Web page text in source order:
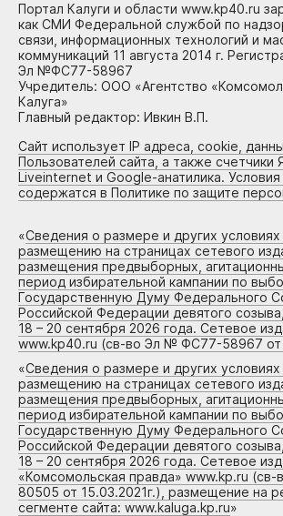
Портал Калуги и области www.kp40.ru
как СМИ Федеральной службой по
связи, информационных технологий и
коммуникаций 11 августа 2014 г.
Эл №ФС77-58967
Учредитель: ООО «Агентство
Калуга»
Главный редактор: Ивкин В.П.
Сайт использует IP адреса, cookie,
Пользователей сайта, а также счетчики
Liveinternet и Google-анатилика. Условия
содержатся в Политике по защите
«Сведения о размере и других условиях
размещению на страницах сетевого
размещения предвыборных,
период избирательной кампании по
Государственную Думу Федерального
Российской Федерации девятого
18 – 20 сентября 2026 года. Сетевое
www.kp40.ru (св-во Эл № ФС77-58967 от
«Сведения о размере и других условиях
размещению на страницах сетевого
размещения предвыборных,
период избирательной кампании по
Государственную Думу Федерального
Российской Федерации девятого
18 – 20 сентября 2026 года. Сетевое
«Комсомольская правда» www.kp.ru
80505 от 15.03.2021г.), размещение на
сегменте сайта: www.kaluga.kp.ru»